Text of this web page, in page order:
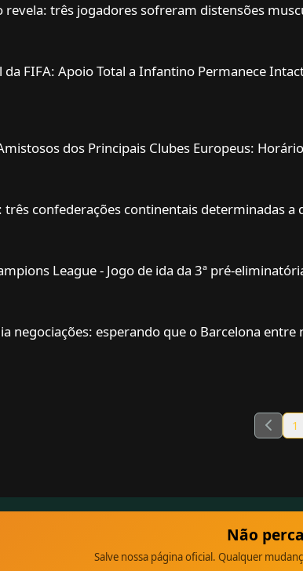
revela: três jogadores sofreram distensões
FIFA: Apoio Total a Infantino Permanece
dos Principais Clubes Europeus:
três confederações continentais determinadas
League - Jogo de ida da 3ª pré-
negociações: esperando que o Barcelona entre
1
Não
Salve nossa página oficial. Qualquer